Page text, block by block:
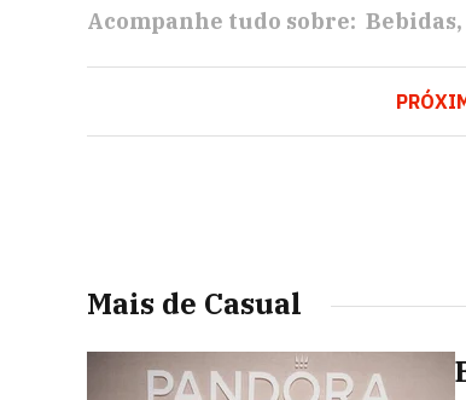
Acompanhe tudo sobre: Bebidas
Mais de Casual